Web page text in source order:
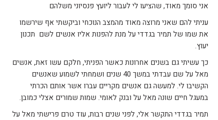
אני סומך מאוד, שהציעו לי לעבור ליועץ פנסיוני משלהם
עניתי להם שאני מרוצה מאוד מהמצב הנוכחי וביקשתי אף שירשמו
את שמו של תמיר בגדדי על מנת להפנות אליו אנשים לשם תכנון
יעוץ.
כך עשיתי גם בשנים אחרונות כאשר הפניתי, חלקם עשו זאת, אנשים
מאל על שם עבדתי במשך 40 שנים ושמחתי לשמוע שאנשים
הקשיבו לי. למעשה גם אנשים מקריים עברו אשר אותם הכרתי
במעגל חיים שונה מאל על ובנק לאומי. שמות שמורים אצלי כמובן.
תמיר בגדדי התקשר אלי, לפני שנים רבות, עוד טרם פרישתי מאל על